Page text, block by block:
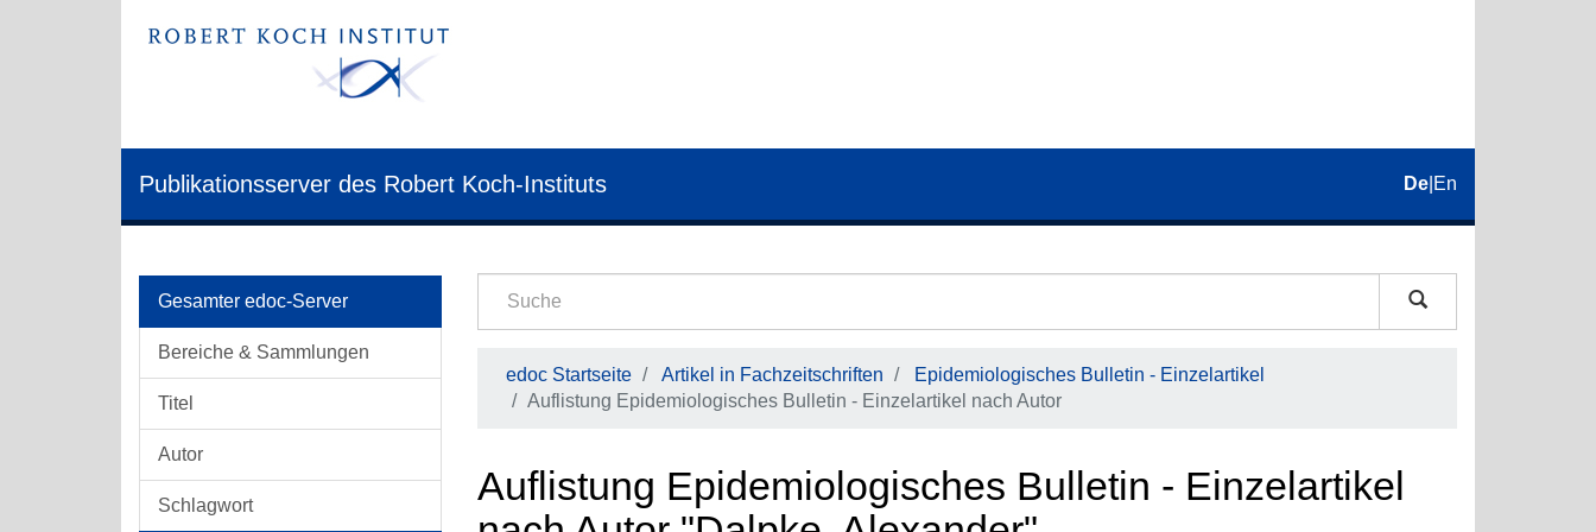
Publikationsserver des Robert Koch-Instituts De En
Gesamter edoc-Server
Bereiche & Sammlungen
Titel
Autor
Schlagwort
edoc Startseite Artikel in Fachzeitschriften
Epidemiologisches Bulletin - Einzelartikel
Auflistung Epidemiologisches Bulletin - Einzelartikel nach Autor
Auflistung Epidemiologisches Bulletin - Einzelartikel